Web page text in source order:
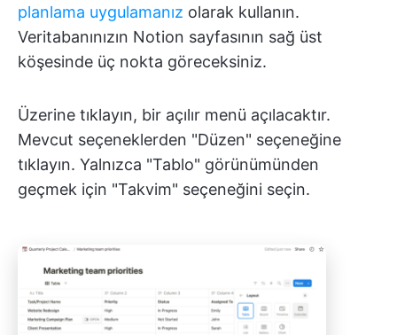
planlama uygulamanız olarak kullanın.
Veritabanınızın Notion sayfasının sağ üst
köşesinde üç nokta göreceksiniz.
Üzerine tıklayın, bir açılır menü açılacaktır.
Mevcut seçeneklerden "Düzen" seçeneğine
tıklayın. Yalnızca "Tablo" görünümünden
geçmek için "Takvim" seçeneğini seçin.